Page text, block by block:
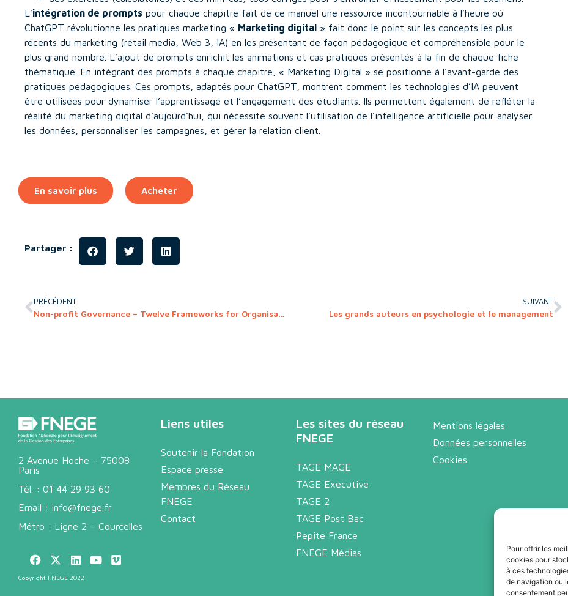
Pour offrir les
cookies pour
à ces
de navigation ou
consentement
L’intégration de prompts pour chaque chapitre fait de ce manuel une ressource incontournable à l’heure où
ChatGPT révolutionne les pratiques marketing « Marketing digital » fait donc le point sur les concepts les plus
récents du marketing (retail media, Web 3, IA) en les présentant de façon pédagogique et compréhensible pour le
plus grand nombre. L’ajout de prompts enrichit les animations et cas pratiques présentés à la fin de chaque fiche
thématique. En intégrant des prompts à chaque chapitre, « Marketing Digital » se positionne à l’avant-garde des
pratiques pédagogiques. Ces prompts, adaptés pour ChatGPT, montrent comment les technologies d’IA peuvent
être utilisées pour dynamiser l’apprentissage et l’engagement des étudiants. Ils permettent également de refléter la
réalité du marketing digital d’aujourd’hui, qui nécessite souvent l’utilisation de l’intelligence artificielle pour analyser
les données, personnaliser les campagnes, et gérer la relation client.
En savoir plus Acheter
Partager :
PRÉCÉDENT
Non-profit Governance – Twelve Frameworks for Organisations and Research
SUIVANT
Les grands auteurs en psychologie et le management
2 Avenue Hoche – 75008
Paris
Tél. : 01 44 29 93 60
Email : info@fnege.fr
Métro : Ligne 2 – Courcelles
Copyright FNEGE 2022
Liens utiles
Soutenir la Fondation
Espace presse
Membres du Réseau
FNEGE
Contact
Les sites du réseau
FNEGE
TAGE MAGE
TAGE Executive
TAGE 2
TAGE Post Bac
Pepite France
FNEGE Médias
Mentions légales
Données personnelles
Cookies